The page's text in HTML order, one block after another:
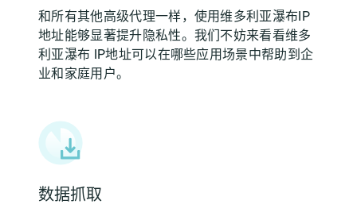
和所有其他高级代理一样，使用维多利亚瀑布IP
地址能够显著提升隐私性。我们不妨来看看维多
利亚瀑布 IP地址可以在哪些应用场景中帮助到企
业和家庭用户。
数据抓取